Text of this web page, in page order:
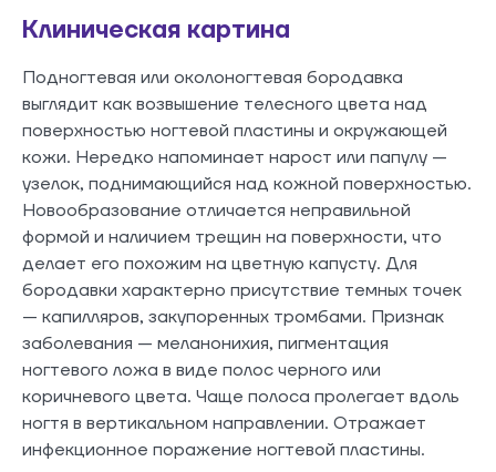
Клиническая картина
Подногтевая или околоногтевая бородавка
выглядит как возвышение телесного цвета над
поверхностью ногтевой пластины и окружающей
кожи. Нередко напоминает нарост или папулу —
узелок, поднимающийся над кожной поверхностью.
Новообразование отличается неправильной
формой и наличием трещин на поверхности, что
делает его похожим на цветную капусту. Для
бородавки характерно присутствие темных точек
— капилляров, закупоренных тромбами. Признак
заболевания — меланонихия, пигментация
ногтевого ложа в виде полос черного или
коричневого цвета. Чаще полоса пролегает вдоль
ногтя в вертикальном направлении. Отражает
инфекционное поражение ногтевой пластины.